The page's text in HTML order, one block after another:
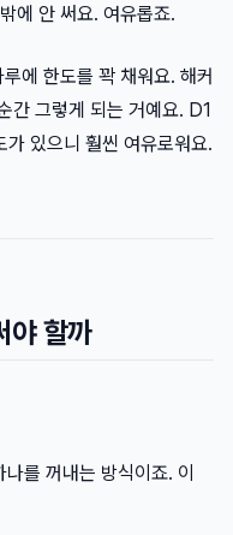
에 안 써요. 여유롭죠.
에 한도를 꽉 채워요. 해커
그렇게 되는 거예요. D1
있으니 훨씬 여유로워요.
야 할까
를 꺼내는 방식이죠. 이